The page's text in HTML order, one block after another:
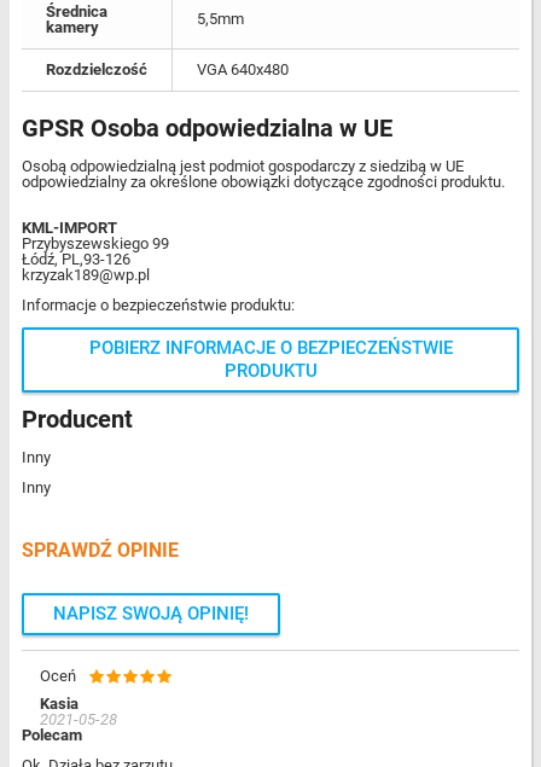
Średnica
kamery
5,5mm
Rozdzielczość VGA 640x480
GPSR Osoba odpowiedzialna w UE
Osobą odpowiedzialną jest podmiot gospodarczy z siedzibą w UE
odpowiedzialny za określone obowiązki dotyczące zgodności produktu.
KML-IMPORT
Przybyszewskiego 99
Łódź, PL,93-126
krzyzak189@wp.pl
Informacje o bezpieczeństwie produktu:
POBIERZ INFORMACJE O BEZPIECZEŃSTWIE
PRODUKTU
Producent
Inny
Inny
SPRAWDŹ OPINIE
NAPISZ SWOJĄ OPINIĘ!
Oceń
Kasia
2021-05-28
Polecam